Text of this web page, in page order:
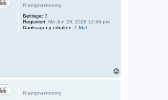
Klempnertommy
Beiträge: 3
Registriert: Mo Jun 29, 2026 12:46 pm
Danksagung erhalten: 1 Mal
Klempnertommy